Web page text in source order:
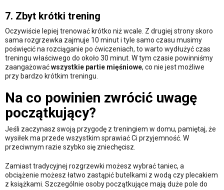
7. Zbyt krótki trening
Oczywiście lepiej trenować krótko niż wcale. Z drugiej strony skoro
sama rozgrzewka zajmuje 10 minut i tyle samo czasu musimy
poświęcić na rozciąganie po ćwiczeniach, to warto wydłużyć czas
treningu właściwego do około 30 minut. W tym czasie powinniśmy
zaangażowaćwszystkie partie mięśniowe, co nie jest możliwe
przy bardzo krótkim treningu.
Na co powinien zwrócić uwagę
początkujący?
Jeśli zaczynasz swoją przygodę z treningiem w domu, pamiętaj, że
wysiłek ma przede wszystkim sprawiać Ci przyjemność. W
przeciwnym razie szybko się zniechęcisz.
Zamiast tradycyjnej rozgrzewki możesz wybrać taniec, a
obciążenie możesz łatwo zastąpić butelkami z wodą czy plecakiem
z książkami. Szczególnie osoby początkujące mają duże pole do